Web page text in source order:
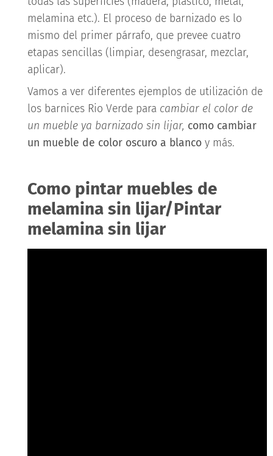
melamina etc.). El proceso de barnizado es lo
mismo del primer párrafo, que prevee cuatro
etapas sencillas (limpiar, desengrasar, mezclar,
aplicar).
Vamos a ver diferentes ejemplos de utilización de
los barnices Rio Verde para cambiar el color de
un mueble ya barnizado sin lijar, como cambiar
un mueble de color oscuro a blanco y más.
Como pintar muebles de
melamina sin lijar/Pintar
melamina sin lijar